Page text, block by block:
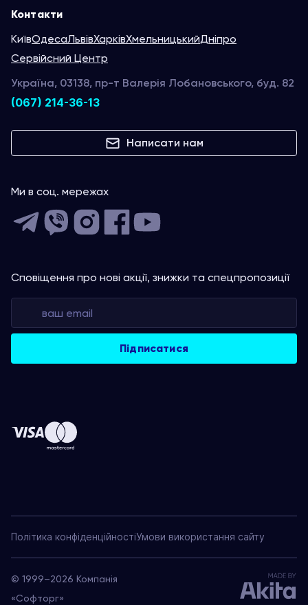
Контакти
КиївОдесаЛьвівХарківХмельницькийДніпро
Сервійсний Центр
Україна, 03138, пр-т Валерія Лобановського, буд. 82
(067) 214-36-13
Написати нам
Ми в соц. мережах
Сповіщення про нові акції, знижки та спецпропозиції
© 1999–2026 Компанія
«Софторг»
Політика конфіденційностіУмови використання сайту